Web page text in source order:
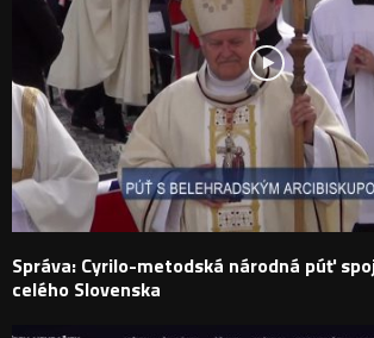
Správa: Cyrilo-metodská národná púť
celého Slovenska